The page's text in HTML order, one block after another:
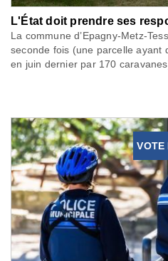
L'État doit prendre ses
La commune d’Epagny-Metz-
seconde fois (une parcelle ayant
en juin dernier par 170
VOTE